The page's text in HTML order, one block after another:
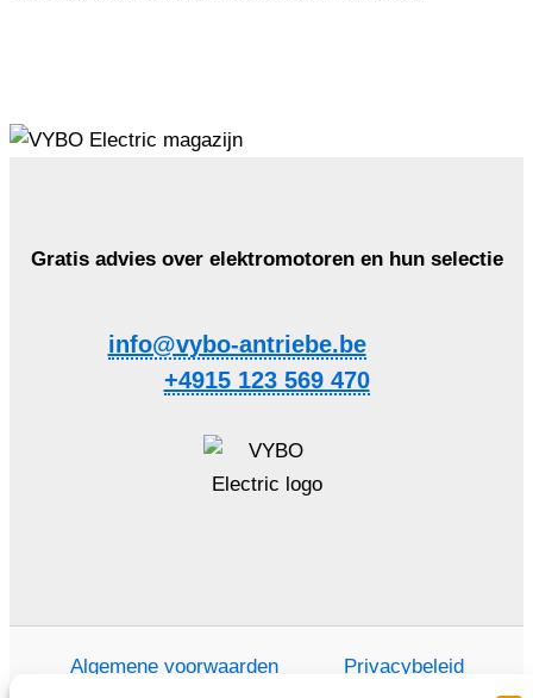
Gratis advies over elektromotoren en hun selectie
info@vybo-antriebe.be
+4915 123 569 470
Algemene voorwaarden Privacybeleid